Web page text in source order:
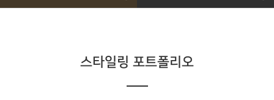
스타일링 포트폴리오